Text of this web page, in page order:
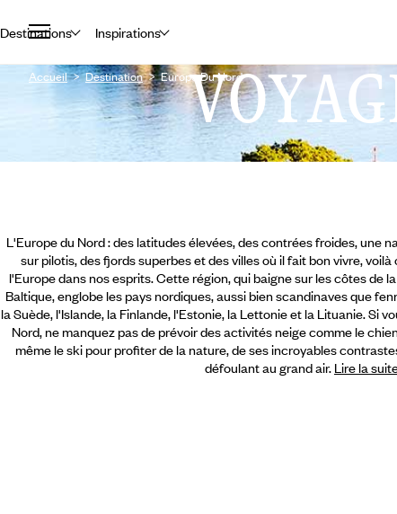
Destinations Inspirations
Accueil Destination Europe Du Nord
L'Europe du Nord : des latitudes élevées, des contrées froides, une
sur pilotis, des fjords superbes et des villes où il fait bon vivre,
l'Europe dans nos esprits. Cette région, qui baigne sur les côtes de
Baltique, englobe les pays nordiques, aussi bien scandinaves que
la Suède, l'Islande, la Finlande, l'Estonie, la Lettonie et la Lituanie. Si
Nord, ne manquez pas de prévoir des activités neige comme le
même le ski pour profiter de la nature, de ses incroyables
défoulant au grand air. Lire la